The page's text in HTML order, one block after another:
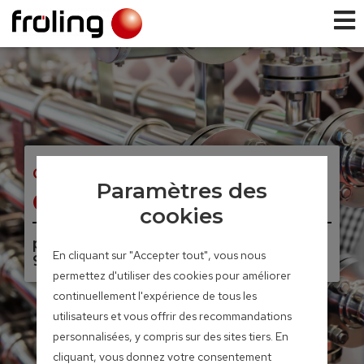
COGENERATION BIOMASSE
CHP
puissance électrique de 46 – 56 KW /
95 – 115 KW thermiques
Paramètres des
cookies
En cliquant sur "Accepter tout", vous nous
permettez d'utiliser des cookies pour améliorer
continuellement l'expérience de tous les
utilisateurs et vous offrir des recommandations
personnalisées, y compris sur des sites tiers. En
cliquant, vous donnez votre consentement